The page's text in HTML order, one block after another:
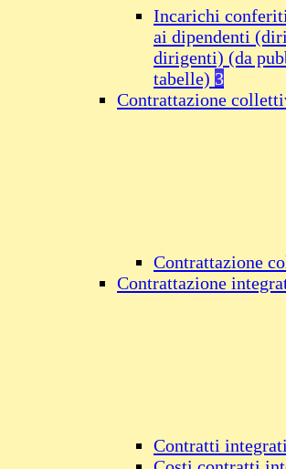
Incarichi
ai dipendenti
dirigenti) (da
tabelle) 3
Contrattazione
Contrattazione
Contrattazione
Contratti